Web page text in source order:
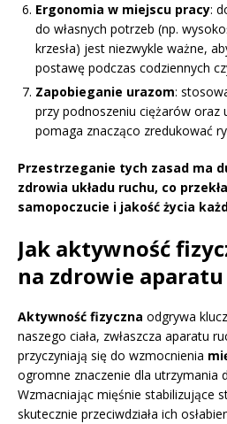
Ergonomia w miejscu pracy:
do własnych potrzeb (np.
krzesła) jest niezwykle ważne,
postawę podczas codziennych
Zapobieganie urazom:
przy podnoszeniu ciężarów oraz
pomaga znacząco zredukować
Przestrzeganie tych zasad ma
zdrowia układu ruchu, co
samopoczucie i jakość życia
Jak aktywność
na zdrowie
Aktywność fizyczna odgrywa
naszego ciała, zwłaszcza aparatu
przyczyniają się do wzmocnienia
ogromne znaczenie dla utrzymania
Wzmacniając mięśnie stabilizujące
skutecznie przeciwdziała ich